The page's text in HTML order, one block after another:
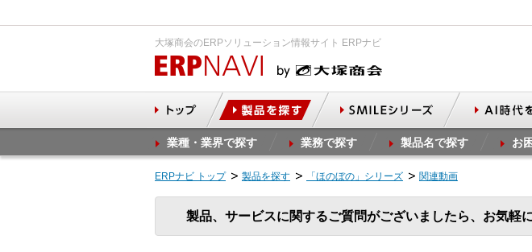
大塚商会のERPソリューション情報サイト ERPナビ
業種・業界で探す 業務で探す 製品名で探す お
ERPナビ トップ 製品を探す 「ほのぼの」シリーズ 関連動画
製品、サービスに関するご質問がございましたら、お気軽